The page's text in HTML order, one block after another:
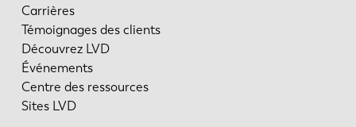
Carrières
Témoignages des clients
Découvrez LVD
Événements
Centre des ressources
Sites LVD